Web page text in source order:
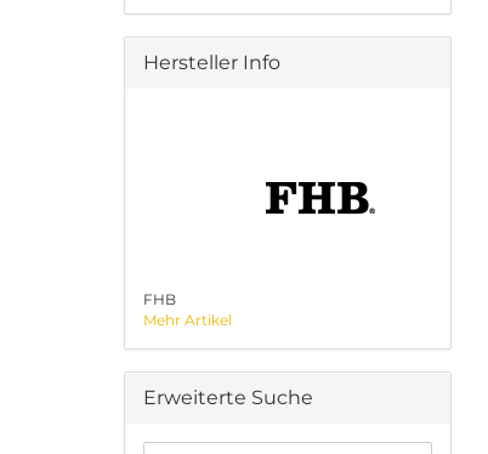
Hersteller Info
FHB
Mehr Artikel
Erweiterte Suche